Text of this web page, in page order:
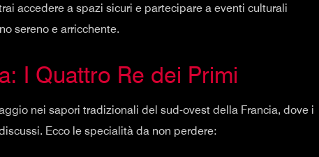
accedere a spazi sicuri e partecipare a eventi culturali
sereno e arricchente.
I Quattro Re dei Primi
nei sapori tradizionali del sud-ovest della Francia, dove i
Ecco le specialità da non perdere: